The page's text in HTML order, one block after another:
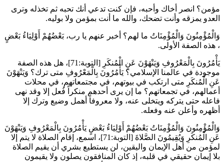
مؤمن؟ انصر أخاك وأحبه، فإن كنت تدعي أنك تحبه ثم تخذله وترى
العدو يمزقه وأنت تضحك، والله ما أنت بمؤمن ولا بوليه.
وَالْمُؤْمِنُونَ وَالْمُؤْمِنَاتُ ما لهم؟ أخبر عنهم يا رب، بَعْضُهُمْ أَوْلِيَاءُ بَعْضٍ
، هذه الصفة الأولى.
يَأْمُرُونَ بِالْمَعْرُوفِ وَيَنْهَوْنَ عَنِ الْمُنكَرِ
[التوبة:71]، هل هذه الصفة
موجودة في عالمنا الإسلامي؟ يَأْمُرُونَ بِالْمَعْرُوفِ متى ترك؟ وَيَنْهَوْنَ
عَنِ الْمُنكَرِ متى ارتكب في بيوتهم، في مجتمعاتهم، في محلات
أعمالهم، في تجمعاتهم؟ ما إن يرى أحدهم منكراً فُعل إلا وقد نهى
فاعله حتى يتركه ويتخلى عنه، ولا معروفاً أهمل وضيع وترك إلا
أظهره وأعلن عنه وفعله.
وَالْمُؤْمِنُونَ وَالْمُؤْمِنَاتُ بَعْضُهُمْ أَوْلِيَاءُ بَعْضٍ يَأْمُرُونَ بِالْمَعْرُوفِ وَيَنْهَوْنَ
عَنِ الْمُنكَرِ وَيُقِيمُونَ الصَّلاةَ
[التوبة:71]، اسمع، إقام الصلاة لا يتم إلا
لمؤمن من أهل الإيمان واليقين، لن يستطيع بشري أن يقيم الصلاة
بلا إيمان حقيقي في قلبه، إذ كان المنافقون يصلون ولا يقيمون